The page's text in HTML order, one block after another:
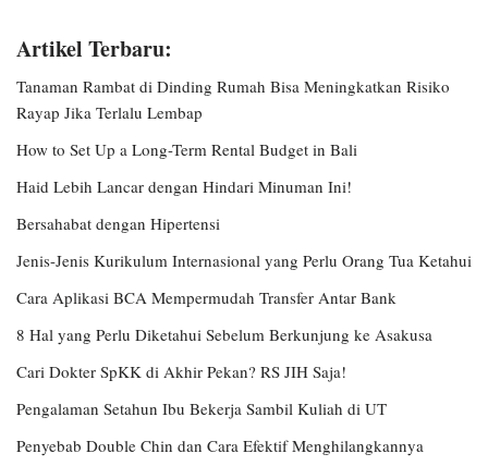
Artikel Terbaru:
Tanaman Rambat di Dinding Rumah Bisa Meningkatkan Risiko
Rayap Jika Terlalu Lembap
How to Set Up a Long-Term Rental Budget in Bali
Haid Lebih Lancar dengan Hindari Minuman Ini!
Bersahabat dengan Hipertensi
Jenis-Jenis Kurikulum Internasional yang Perlu Orang Tua Ketahui
Cara Aplikasi BCA Mempermudah Transfer Antar Bank
8 Hal yang Perlu Diketahui Sebelum Berkunjung ke Asakusa
Cari Dokter SpKK di Akhir Pekan? RS JIH Saja!
Pengalaman Setahun Ibu Bekerja Sambil Kuliah di UT
Penyebab Double Chin dan Cara Efektif Menghilangkannya